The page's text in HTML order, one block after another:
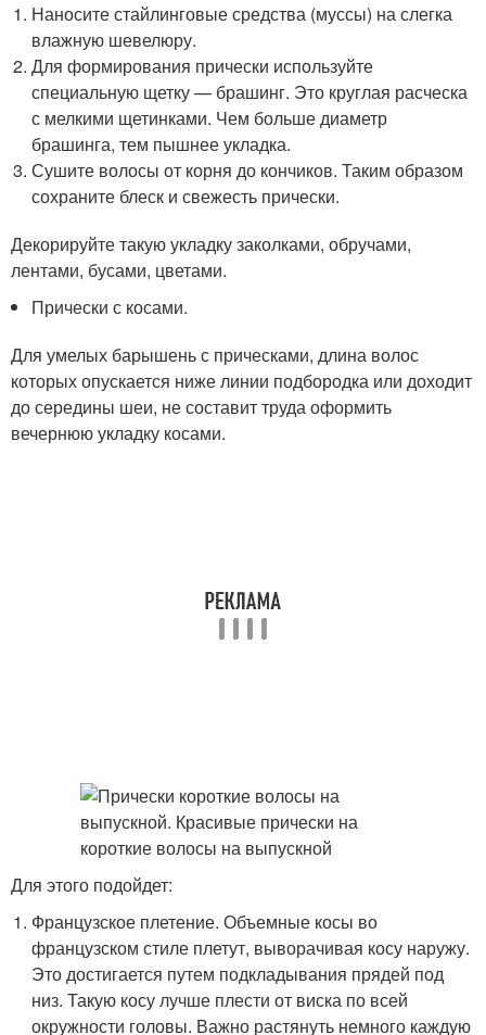
Наносите стайлинговые средства (муссы) на слегка
влажную шевелюру.
Для формирования прически используйте
специальную щетку — брашинг. Это круглая расческа
с мелкими щетинками. Чем больше диаметр
брашинга, тем пышнее укладка.
Сушите волосы от корня до кончиков. Таким образом
сохраните блеск и свежесть прически.
Декорируйте такую укладку заколками, обручами,
лентами, бусами, цветами.
Прически с косами.
Для умелых барышень с прическами, длина волос
которых опускается ниже линии подбородка или доходит
до середины шеи, не составит труда оформить
вечернюю укладку косами.
Для этого подойдет:
Французское плетение. Объемные косы во
французском стиле плетут, выворачивая косу наружу.
Это достигается путем подкладывания прядей под
низ. Такую косу лучше плести от виска по всей
окружности головы. Важно растянуть немного каждую